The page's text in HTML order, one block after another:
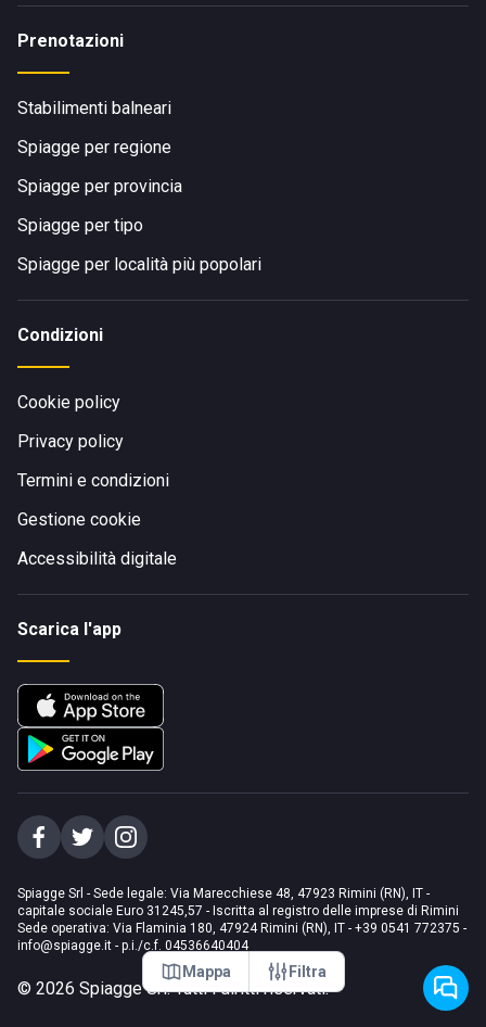
Mappa Filtra
Prenotazioni
Stabilimenti balneari
Spiagge per regione
Spiagge per provincia
Spiagge per tipo
Spiagge per località più popolari
Condizioni
Cookie policy
Privacy policy
Termini e condizioni
Gestione cookie
Accessibilità digitale
Scarica l'app
Spiagge Srl - Sede legale: Via Marecchiese 48, 47923 Rimini (RN), IT -
capitale sociale Euro 31245,57 - Iscritta al registro delle imprese di Rimini
Sede operativa: Via Flaminia 180, 47924 Rimini (RN), IT - +39 0541 772375 -
info@spiagge.it - p.i./c.f. 04536640404
© 2026 Spiagge Srl. Tutti i diritti riservati.